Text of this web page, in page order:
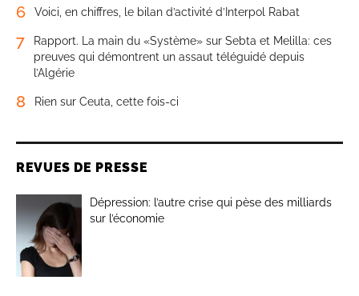
6 Voici, en chiffres, le bilan d’activité d’Interpol Rabat
7
Rapport. La main du «Système» sur Sebta et Melilla: ces
preuves qui démontrent un assaut téléguidé depuis
l’Algérie
8 Rien sur Ceuta, cette fois-ci
REVUES DE PRESSE
Dépression: l’autre crise qui pèse des milliards
sur l’économie